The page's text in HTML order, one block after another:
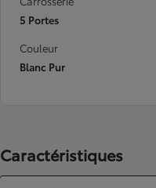
5 Portes
Couleur
Blanc Pur
Caractéristiques